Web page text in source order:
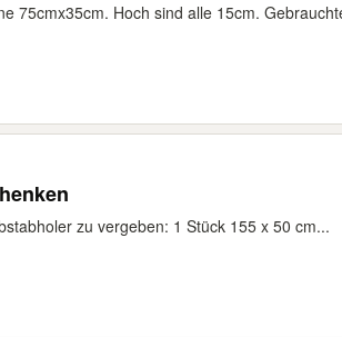
75cmx35cm. Hoch sind alle 15cm.
zu vergeben: 1 Stück 155 x 50 cm...